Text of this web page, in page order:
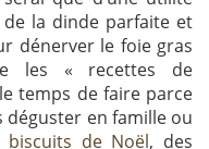
la dinde parfaite et
dénerver le foie gras
les « recettes de
temps de faire parce
déguster en famille ou
biscuits de Noël, des